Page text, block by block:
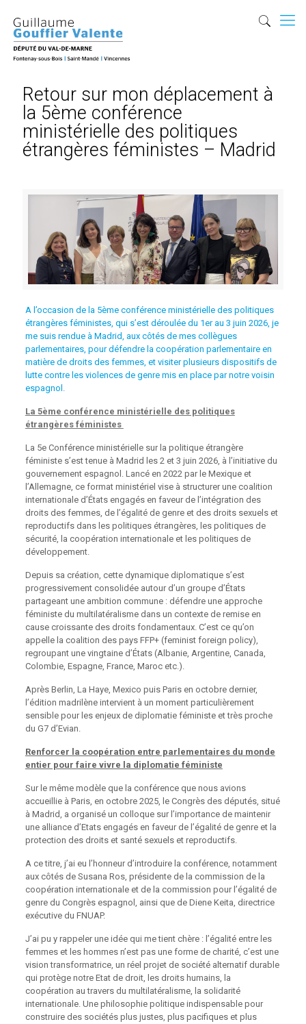
Retour sur mon déplacement à
la 5ème conférence
ministérielle des politiques
étrangères féministes – Madrid
A l’occasion de la 5ème conférence ministérielle des politiques
étrangères féministes, qui s’est déroulée du 1er au 3 juin 2026, je
me suis rendue à Madrid, aux côtés de mes collègues
parlementaires, pour défendre la coopération parlementaire en
matière de droits des femmes, et visiter plusieurs dispositifs de
lutte contre les violences de genre mis en place par notre voisin
espagnol.
La 5ème conférence ministérielle des politiques
étrangères féministes
La 5e Conférence ministérielle sur la politique étrangère
féministe s’est tenue à Madrid les 2 et 3 juin 2026, à l’initiative du
gouvernement espagnol. Lancé en 2022 par le Mexique et
l’Allemagne, ce format ministériel vise à structurer une coalition
internationale d’États engagés en faveur de l’intégration des
droits des femmes, de l’égalité de genre et des droits sexuels et
reproductifs dans les politiques étrangères, les politiques de
sécurité, la coopération internationale et les politiques de
développement.
Depuis sa création, cette dynamique diplomatique s’est
progressivement consolidée autour d’un groupe d’États
partageant une ambition commune : défendre une approche
féministe du multilatéralisme dans un contexte de remise en
cause croissante des droits fondamentaux. C’est ce qu’on
appelle la coalition des pays FFP+ (feminist foreign policy),
regroupant une vingtaine d’États (Albanie, Argentine, Canada,
Colombie, Espagne, France, Maroc etc.).
Après Berlin, La Haye, Mexico puis Paris en octobre dernier,
l’édition madrilène intervient à un moment particulièrement
sensible pour les enjeux de diplomatie féministe et très proche
du G7 d’Evian.
Renforcer la coopération entre parlementaires du monde
entier pour faire vivre la diplomatie féministe
Sur le même modèle que la conférence que nous avions
accueillie à Paris, en octobre 2025, le Congrès des députés, situé
à Madrid, a organisé un colloque sur l’importance de maintenir
une alliance d’Etats engagés en faveur de l’égalité de genre et la
protection des droits et santé sexuels et reproductifs.
A ce titre, j’ai eu l’honneur d’introduire la conférence, notamment
aux côtés de Susana Ros, présidente de la commission de la
coopération internationale et de la commission pour l’égalité de
genre du Congrès espagnol, ainsi que de Diene Keita, directrice
exécutive du FNUAP.
J’ai pu y rappeler une idée qui me tient chère : l’égalité entre les
femmes et les hommes n’est pas une forme de charité, c’est une
vision transformatrice, un réel projet de société alternatif durable
qui protège notre Etat de droit, les droits humains, la
coopération au travers du multilatéralisme, la solidarité
internationale. Une philosophie politique indispensable pour
construire des sociétés plus justes, plus pacifiques et plus